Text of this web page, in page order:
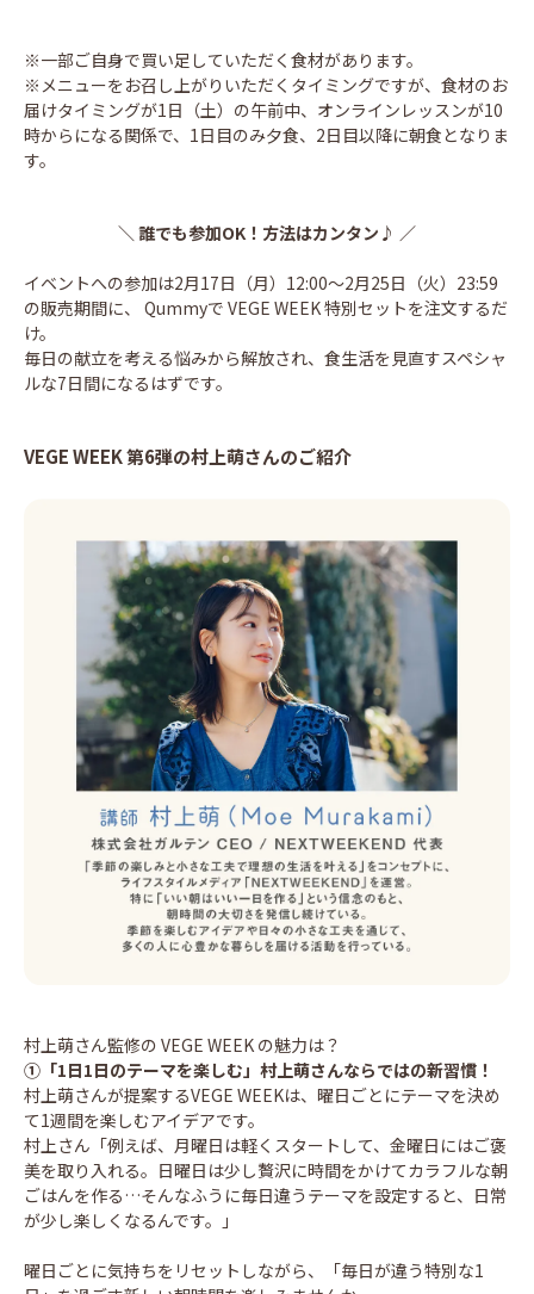
※一部ご自身で買い足していただく食材があります。
※メニューをお召し上がりいただくタイミングですが、食材のお
届けタイミングが1日（土）の午前中、オンラインレッスンが10
時からになる関係で、1日目のみ夕食、2日目以降に朝食となりま
す。
＼ 誰でも参加OK！方法はカンタン♪ ／
イベントへの参加は2月17日（月）12:00〜2月25日（火）23:59
の販売期間に、 Qummyで VEGE WEEK 特別セットを注文するだ
け。
毎日の献立を考える悩みから解放され、食生活を見直すスペシャ
ルな7日間になるはずです。
VEGE WEEK 第6弾の村上萌さんのご紹介
村上萌さん監修の VEGE WEEK の魅力は？
①「1日1日のテーマを楽しむ」村上萌さんならではの新習慣！
村上萌さんが提案するVEGE WEEKは、曜日ごとにテーマを決め
て1週間を楽しむアイデアです。
村上さん「例えば、月曜日は軽くスタートして、金曜日にはご褒
美を取り入れる。日曜日は少し贅沢に時間をかけてカラフルな朝
ごはんを作る…そんなふうに毎日違うテーマを設定すると、日常
が少し楽しくなるんです。」
曜日ごとに気持ちをリセットしながら、「毎日が違う特別な1